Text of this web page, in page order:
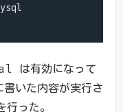
は有効になって
た内容が実行さ
った。